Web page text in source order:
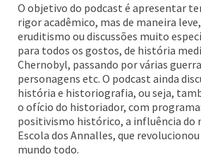
O objetivo do podcast é apresentar
rigor acadêmico, mas de maneira
eruditismo ou discussões muito
para todos os gostos, de história
Chernobyl, passando por várias
personagens etc. O podcast ainda
história e historiografia, ou seja,
o ofício do historiador, com
positivismo histórico, a influência do
Escola dos Annalles, que
mundo todo.